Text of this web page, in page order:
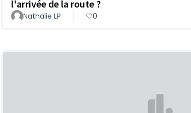
l'arrivée de la route ?
Nathalie LP 0